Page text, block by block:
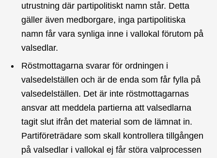
utrustning där partipolitiskt namn står. Detta
gäller även medborgare, inga partipolitiska
namn får vara synliga inne i vallokal förutom på
valsedlar.
Röstmottagarna svarar för ordningen i
valsedelställen och är de enda som får fylla på
valsedelställen. Det är inte röstmottagarnas
ansvar att meddela partierna att valsedlarna
tagit slut ifrån det material som de lämnat in.
Partiföreträdare som skall kontrollera tillgången
på valsedlar i vallokal ej får störa valprocessen